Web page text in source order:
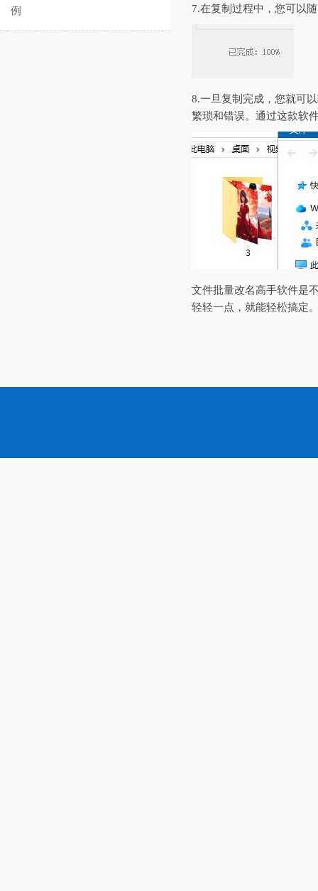
例 7.在复制过程中，您可以
8.一旦复制完成，您就可
繁琐和错误。通过这款软
文件批量改名高手软件是
轻轻一点，就能轻松搞定